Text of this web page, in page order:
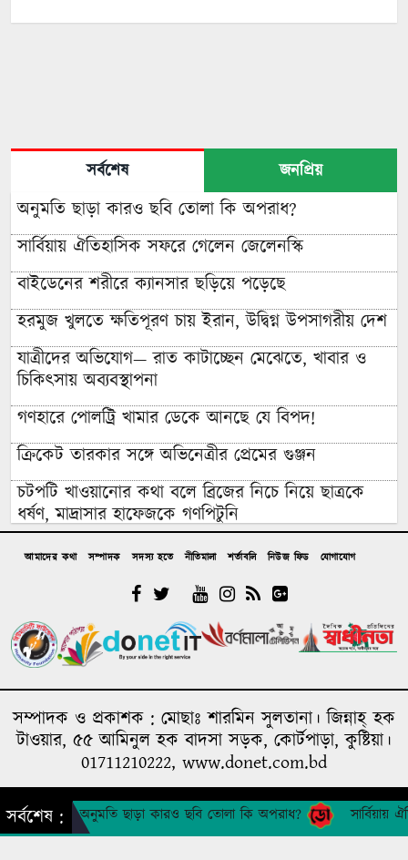
সর্বশেষ জনপ্রিয়
অনুমতি ছাড়া কারও ছবি তোলা কি অপরাধ?
সার্বিয়ায় ঐতিহাসিক সফরে গেলেন জেলেনস্কি
বাইডেনের শরীরে ক্যানসার ছড়িয়ে পড়েছে
হরমুজ খুলতে ক্ষতিপূরণ চায় ইরান, উদ্বিগ্ন উপসাগরীয় দেশ
যাত্রীদের অভিযোগ— রাত কাটাচ্ছেন মেঝেতে, খাবার ও
চিকিৎসায় অব্যবস্থাপনা
গণহারে পোলট্রি খামার ডেকে আনছে যে বিপদ!
ক্রিকেট তারকার সঙ্গে অভিনেত্রীর প্রেমের গুঞ্জন
চটপটি খাওয়ানোর কথা বলে ব্রিজের নিচে নিয়ে ছাত্রকে
ধর্ষণ, মাদ্রাসার হাফেজকে গণপিটুনি
যুবলীগ নেতার বাড়িতে হামলা-লুটপাটে গিয়ে জনতার
রাশেদ: জুলাইর সঙ্গে প্রথম বেইমানি করেন জামায়াত
আমির, ক্ষমতায় যেতে অন্যায়, মিথ্যাচার ও মোনাফেকি
আন্তর্জাতিক আদিবাসী দিবস ২০২৬: বৈচিত্র্যের সম্মান ও
সমঅধিকারের বাংলাদেশ চাই
দল ক্ষমতা হারালে সবার আগে পিছটান দেন তারকা
রাজনীতিবিদ’রা, দু’দিনের রাজনীতিবিদ সাকিব কেন
ব্যাতিক্রম?
আমাদের কথা সম্পাদক সদস্য হতে নীতিমালা শর্তাবলি নিউজ ফিড যোগাযোগ
সম্পাদক ও প্রকাশক : মোছাঃ শারমিন সুলতানা। জিন্নাহ্ হক
টাওয়ার, ৫৫ আমিনুল হক বাদসা সড়ক, কোর্টপাড়া, কুষ্টিয়া।
01711210222, www.donet.com.bd
A media concern of humanity foundation
সর্বশেষ : অনুমতি ছাড়া কারও ছবি তোলা কি অপরাধ? সার্বিয়ায়